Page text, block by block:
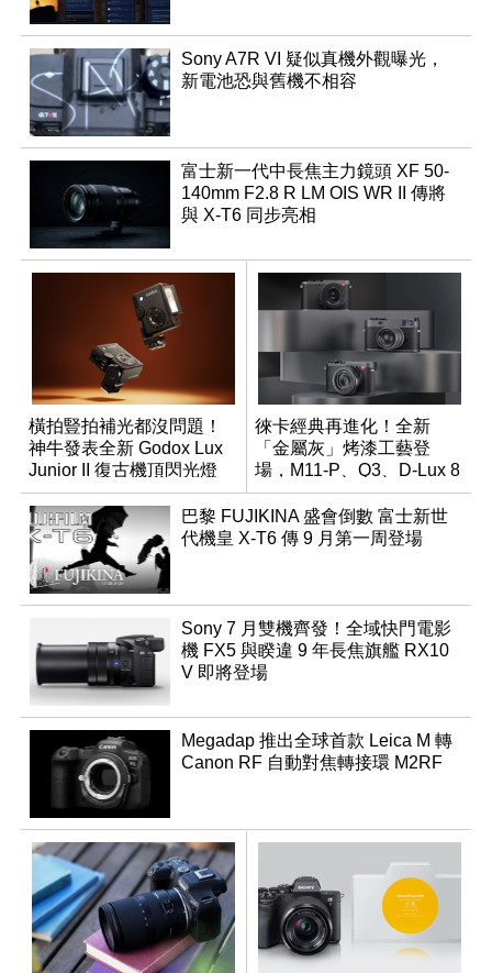
Sony A7R VI 疑似真機外觀曝光，
新電池恐與舊機不相容
富士新一代中長焦主力鏡頭 XF 50-
140mm F2.8 R LM OIS WR II 傳將
與 X-T6 同步亮相
橫拍豎拍補光都沒問題！
神牛發表全新 Godox Lux
Junior II 復古機頂閃光燈
徠卡經典再進化！全新
「金屬灰」烤漆工藝登
場，M11-P、Q3、D-Lux 8
領銜換裝
巴黎 FUJIKINA 盛會倒數 富士新世
代機皇 X-T6 傳 9 月第一周登場
Sony 7 月雙機齊發！全域快門電影
機 FX5 與睽違 9 年長焦旗艦 RX10
V 即將登場
Megadap 推出全球首款 Leica M 轉
Canon RF 自動對焦轉接環 M2RF